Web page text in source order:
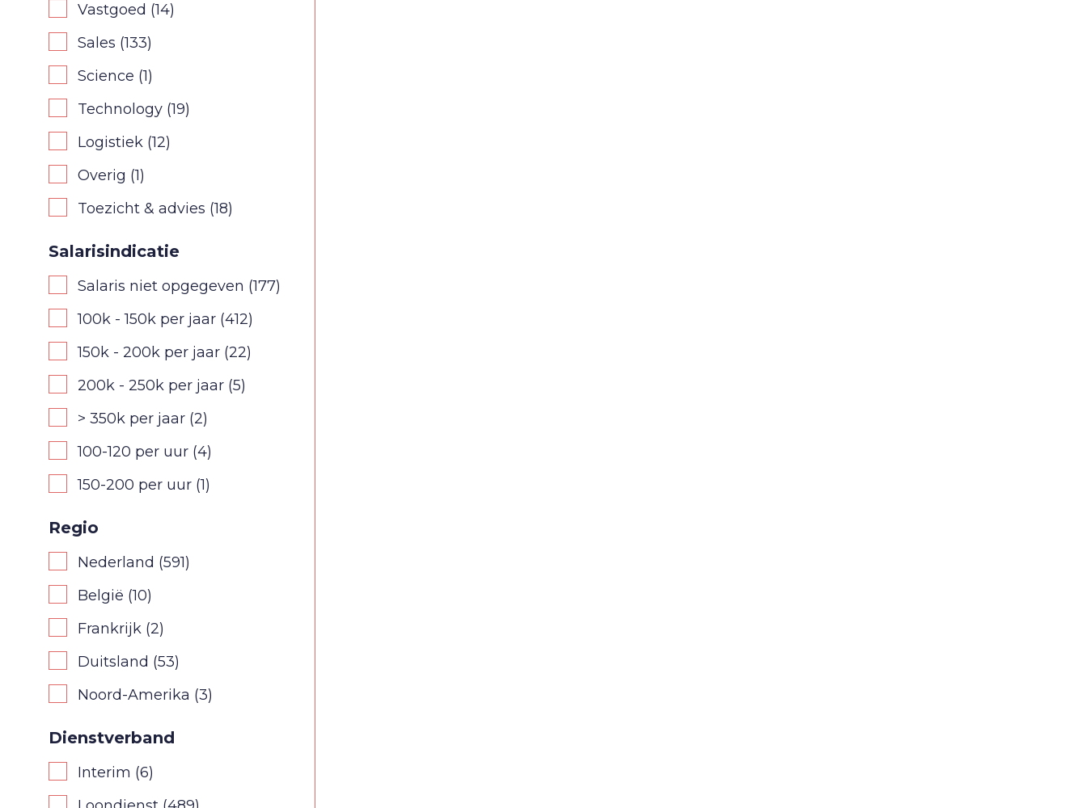
Vastgoed (14)
Sales (133)
Science (1)
Technology (19)
Logistiek (12)
Overig (1)
Toezicht & advies (18)
Salarisindicatie
Salaris niet opgegeven (177)
100k - 150k per jaar (412)
150k - 200k per jaar (22)
200k - 250k per jaar (5)
> 350k per jaar (2)
100-120 per uur (4)
150-200 per uur (1)
Regio
Nederland (591)
België (10)
Frankrijk (2)
Duitsland (53)
Noord-Amerika (3)
Dienstverband
Interim (6)